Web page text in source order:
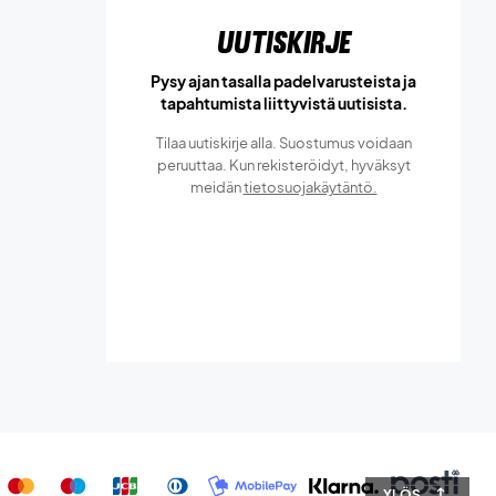
Uutiskirje
Pysy ajan tasalla padelvarusteista ja
tapahtumista liittyvistä uutisista.
Tilaa uutiskirje alla. Suostumus voidaan
peruuttaa. Kun rekisteröidyt, hyväksyt
meidäntietosuojakäytäntö.